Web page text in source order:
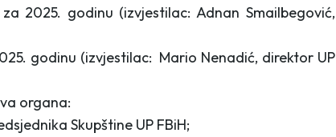
2025. godinu (izvjestilac: Adnan Smailbegović,
godinu (izvjestilac: Mario Nenadić, direktor UP
organa:
Skupštine UP FBiH;